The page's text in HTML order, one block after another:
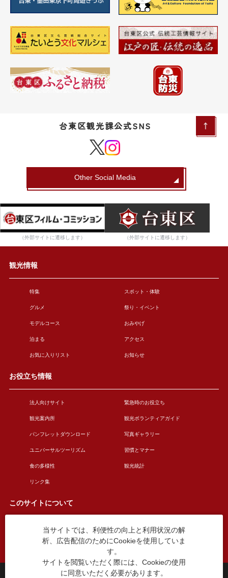
台東区観光課公式SNS
Other Social Media
（外部サイトに遷移します） （外部サイトに遷移します）
観光情報
特集 スポット・体験
グルメ 祭り・イベント
モデルコース おみやげ
泊まる アクセス
お気に入りリスト お知らせ
お役立ち情報
法人向けサイト 緊急時のお役立ち
観光案内所 観光ボランティアガイド
パンフレットダウンロード 写真ギャラリー
ユニバーサルツーリズム 習慣とマナー
食の多様性 観光統計
リンク集
このサイトについて
このサイトについて 広告掲載について
お問い合わせ
台東区役所観光課
当サイトでは、利便性の向上と利用状況の解
析、広告配信のためにCookieを使用していま
す。
サイトを閲覧いただく際には、Cookieの使用
に同意いただく必要があります。